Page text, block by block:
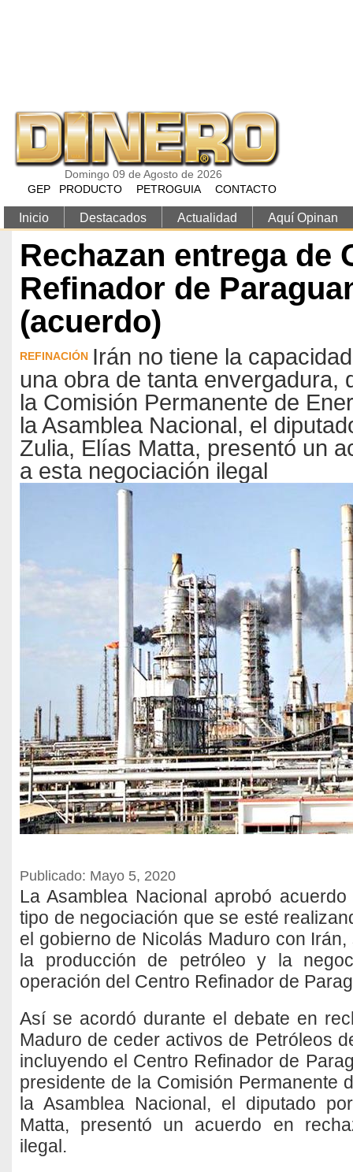
Domingo 09 de Agosto de 2026
GEP
PRODUCTO PETROGUIA CONTACTO
Inicio Destacados Actualidad Aquí Opinan
Rechazan entrega de
Refinador de
(acuerdo)
REFINACIÓN Irán no tiene la
una obra de tanta envergadura,
la Comisión Permanente de
la Asamblea Nacional, el
Zulia, Elías Matta, presentó un
a esta negociación ilegal
Publicado: Mayo 5, 2020
La Asamblea Nacional aprobó
tipo de negociación que se esté
el gobierno de Nicolás Maduro con
la producción de petróleo y la
operación del Centro Refinador de
Así se acordó durante el debate en
Maduro de ceder activos de Petróleos
incluyendo el Centro Refinador de
presidente de la Comisión Permanente
la Asamblea Nacional, el diputado
Matta, presentó un acuerdo en
ilegal.